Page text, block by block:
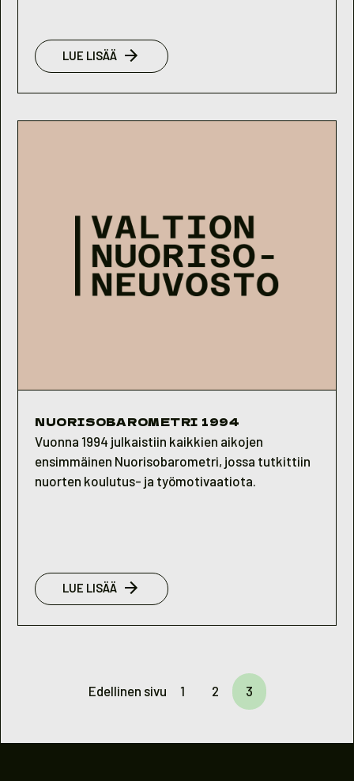
LUE LISÄÄ:
NUORISOBAROMETRI
NUORISOBAROMETRI 1994
Vuonna 1994 julkaistiin kaikkien aikojen
ensimmäinen Nuorisobarometri, jossa tutkittiin
nuorten koulutus- ja työmotivaatiota.
LUE LISÄÄ:
NUORISOBAROMETRI
Edellinen sivu 1 2 3